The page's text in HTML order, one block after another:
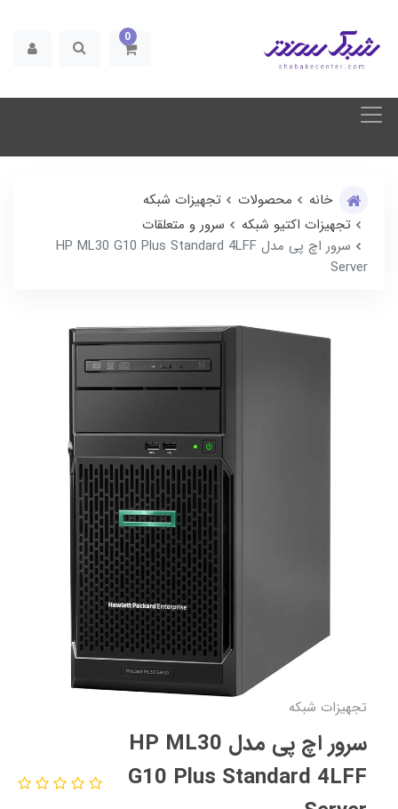
0
خانه محصولات
تجهیزات شبکه
تجهیزات اکتیو شبکه
سرور و متعلقات
سرور اچ پی مدل HP ML30 G10 Plus Standard 4LFF
Server
تجهیزات شبکه
سرور اچ پی مدل HP ML30
G10 Plus Standard 4LFF